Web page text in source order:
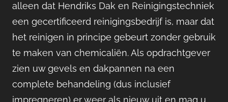
alleen dat Hendriks Dak en Reinigingstechniek
een gecertificeerd reinigingsbedrijf is, maar dat
het reinigen in principe gebeurt zonder gebruik
te maken van chemicaliën. Als opdrachtgever
zien uw gevels en dakpannen na een
complete behandeling (dus inclusief